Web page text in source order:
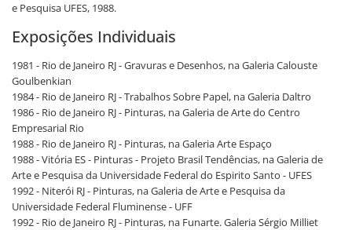
e Pesquisa UFES, 1988.
Exposições Individuais
1981 - Rio de Janeiro RJ - Gravuras e Desenhos, na Galeria Calouste
Goulbenkian
1984 - Rio de Janeiro RJ - Trabalhos Sobre Papel, na Galeria Daltro
1986 - Rio de Janeiro RJ - Pinturas, na Galeria de Arte do Centro
Empresarial Rio
1988 - Rio de Janeiro RJ - Pinturas, na Galeria Arte Espaço
1988 - Vitória ES - Pinturas - Projeto Brasil Tendências, na Galeria de
Arte e Pesquisa da Universidade Federal do Espirito Santo - UFES
1992 - Niterói RJ - Pinturas, na Galeria de Arte e Pesquisa da
Universidade Federal Fluminense - UFF
1992 - Rio de Janeiro RJ - Pinturas, na Funarte. Galeria Sérgio Milliet